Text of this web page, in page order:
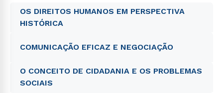
OS DIREITOS HUMANOS EM PERSPECTIVA
HISTÓRICA
COMUNICAÇÃO EFICAZ E NEGOCIAÇÃO
O CONCEITO DE CIDADANIA E OS PROBLEMAS
SOCIAIS